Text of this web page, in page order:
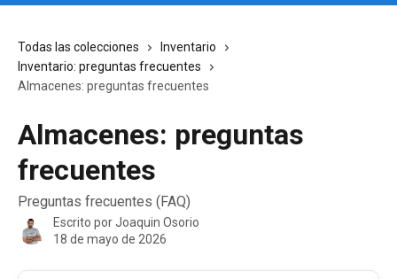
Todas las colecciones
Inventario
Inventario: preguntas frecuentes
Almacenes: preguntas frecuentes
Almacenes: preguntas
frecuentes
Preguntas frecuentes (FAQ)
Escrito porJoaquin Osorio
18 de mayo de 2026